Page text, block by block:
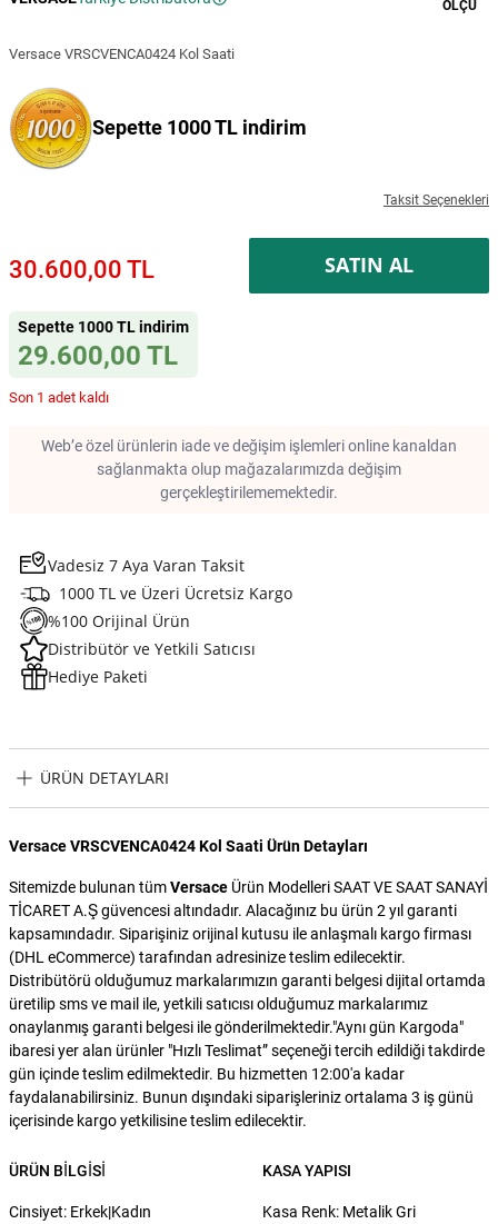
ÖLÇÜ
Versace VRSCVENCA0424 Kol Saati
Sepette 1000 TL indirim
Taksit Seçenekleri
30.600,00 TL SATIN AL
Sepette 1000 TL indirim
29.600,00 TL
Son 1 adet kaldı
Web’e özel ürünlerin iade ve değişim işlemleri online kanaldan
sağlanmakta olup mağazalarımızda değişim
gerçekleştirilememektedir.
Vadesiz 7 Aya Varan Taksit
1000 TL ve Üzeri Ücretsiz Kargo
%100 Orijinal Ürün
Distribütör ve Yetkili Satıcısı
Hediye Paketi
ÜRÜN DETAYLARI
Versace VRSCVENCA0424 Kol Saati Ürün Detayları
Sitemizde bulunan tümVersace Ürün Modelleri SAAT VE SAAT SANAYİ
TİCARET A.Ş güvencesi altındadır. Alacağınız bu ürün 2 yıl garanti
kapsamındadır. Siparişiniz orijinal kutusu ile anlaşmalı kargo firması
(DHL eCommerce) tarafından adresinize teslim edilecektir.
Distribütörü olduğumuz markalarımızın garanti belgesi dijital ortamda
üretilip sms ve mail ile, yetkili satıcısı olduğumuz markalarımız
onaylanmış garanti belgesi ile gönderilmektedir."Aynı gün Kargoda"
ibaresi yer alan ürünler "Hızlı Teslimat” seçeneği tercih edildiği takdirde
gün içinde teslim edilmektedir. Bu hizmetten 12:00'a kadar
faydalanabilirsiniz. Bunun dışındaki siparişleriniz ortalama 3 iş günü
içerisinde kargo yetkilisine teslim edilecektir.
ÜRÜN BILGISI
Cinsiyet: Erkek|Kadın
KASA YAPISI
Kasa Renk: Metalik Gri